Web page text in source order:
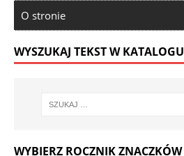
O stronie
WYSZUKAJ TEKST W KATALOGU
WYBIERZ ROCZNIK ZNACZKÓW